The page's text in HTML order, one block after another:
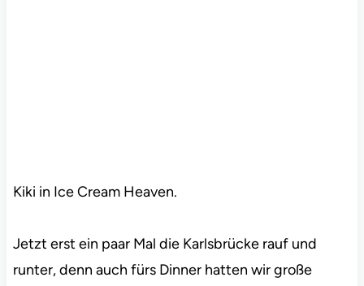
Kiki in Ice Cream Heaven.
Jetzt erst ein paar Mal die Karlsbrücke rauf und
runter, denn auch fürs Dinner hatten wir große